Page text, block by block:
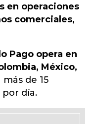
en operaciones
comerciales,
Pago opera en
México,
de 15
día.